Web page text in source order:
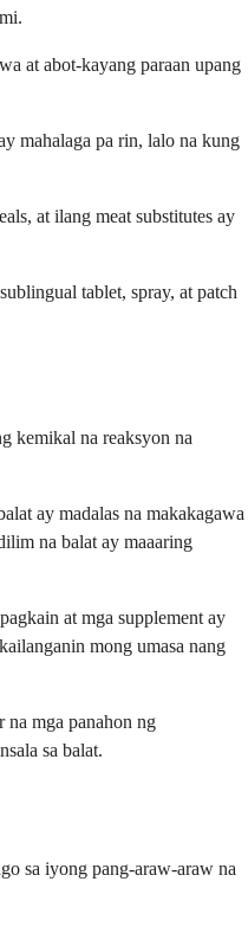
at abot-kayang paraan upang
mahalaga pa rin, lalo na kung
at ilang meat substitutes ay
tablet, spray, at patch
kemikal na reaksyon na
ay madalas na makakagawa
na balat ay maaaring
at mga supplement ay
mong umasa nang
na mga panahon ng
sa balat.
sa iyong pang-araw-araw na